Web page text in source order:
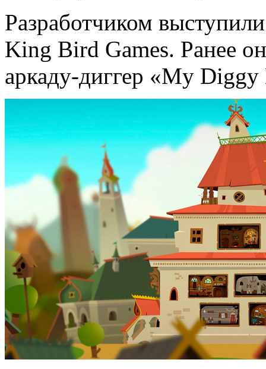
Разработчиком
King Bird Games. Ранее
аркаду-диггер «My